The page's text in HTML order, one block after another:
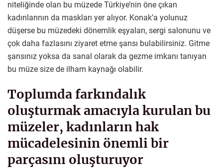
niteliğinde olan bu müzede Türkiye’nin öne çıkan
kadınlarının da maskları yer alıyor. Konak’a yolunuz
düşerse bu müzedeki dönemlik eşyaları, sergi salonunu ve
çok daha fazlasını ziyaret etme şansı bulabilirsiniz. Gitme
şansınız yoksa da sanal olarak da gezme imkanı tanıyan
bu müze size de ilham kaynağı olabilir.
Toplumda farkındalık
oluşturmak amacıyla kurulan bu
müzeler, kadınların hak
mücadelesinin önemli bir
parçasını oluşturuyor